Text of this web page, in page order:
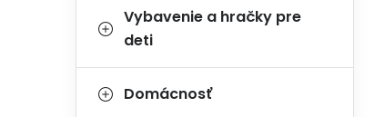
Vybavenie a hračky pre
deti
Domácnosť